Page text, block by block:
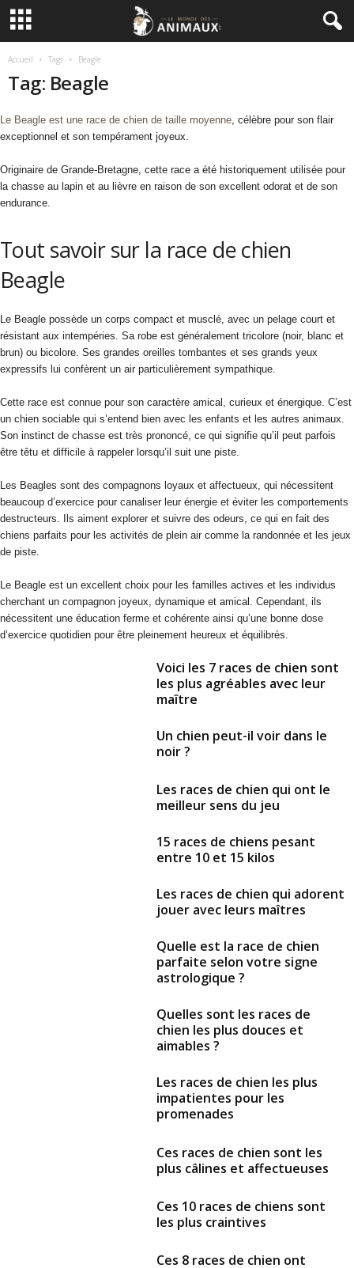
Accueil Tags Beagle
Tag: Beagle
Le Beagle est une race de chien de taille moyenne, célèbre pour son flair
exceptionnel et son tempérament joyeux.
Originaire de Grande-Bretagne, cette race a été historiquement utilisée pour
la chasse au lapin et au lièvre en raison de son excellent odorat et de son
endurance.
Tout savoir sur la race de chien
Beagle
Le Beagle possède un corps compact et musclé, avec un pelage court et
résistant aux intempéries. Sa robe est généralement tricolore (noir, blanc et
brun) ou bicolore. Ses grandes oreilles tombantes et ses grands yeux
expressifs lui confèrent un air particulièrement sympathique.
Cette race est connue pour son caractère amical, curieux et énergique. C’est
un chien sociable qui s’entend bien avec les enfants et les autres animaux.
Son instinct de chasse est très prononcé, ce qui signifie qu’il peut parfois
être têtu et difficile à rappeler lorsqu’il suit une piste.
Les Beagles sont des compagnons loyaux et affectueux, qui nécessitent
beaucoup d’exercice pour canaliser leur énergie et éviter les comportements
destructeurs. Ils aiment explorer et suivre des odeurs, ce qui en fait des
chiens parfaits pour les activités de plein air comme la randonnée et les jeux
de piste.
Le Beagle est un excellent choix pour les familles actives et les individus
cherchant un compagnon joyeux, dynamique et amical. Cependant, ils
nécessitent une éducation ferme et cohérente ainsi qu’une bonne dose
d’exercice quotidien pour être pleinement heureux et équilibrés.
Voici les 7 races de chien sont
les plus agréables avec leur
maître
Un chien peut-il voir dans le
noir ?
Les races de chien qui ont le
meilleur sens du jeu
15 races de chiens pesant
entre 10 et 15 kilos
Les races de chien qui adorent
jouer avec leurs maîtres
Quelle est la race de chien
parfaite selon votre signe
astrologique ?
Quelles sont les races de
chien les plus douces et
aimables ?
Les races de chien les plus
impatientes pour les
promenades
Ces races de chien sont les
plus câlines et affectueuses
Ces 10 races de chiens sont
les plus craintives
Ces 8 races de chien ont